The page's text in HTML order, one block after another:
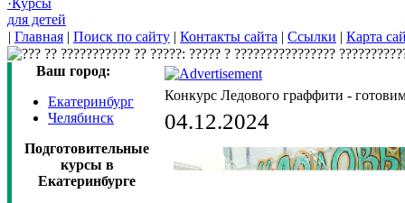
·Курсы
для детей
| Главная | Поиск по сайту | Контакты сайта | Ссылки | Карта
Ваш город:
Екатеринбург
Челябинск
Подготовительные
курсы в
Екатеринбурге
Конкурс Ледового граффити -
04.12.2024